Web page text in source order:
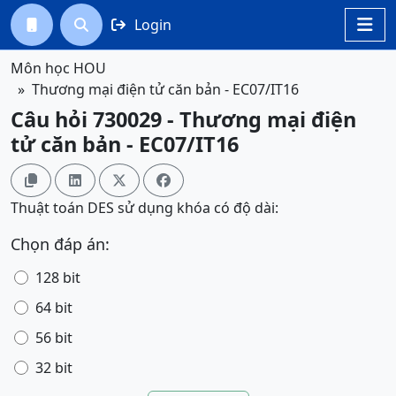

  Login
Môn học HOU
Thương mại điện tử căn bản - EC07/IT16
Câu hỏi 730029 - Thương mại điện
tử căn bản - EC07/IT16
   
Thuật toán DES sử dụng khóa có độ dài:
Chọn đáp án:
128 bit
64 bit
56 bit
32 bit